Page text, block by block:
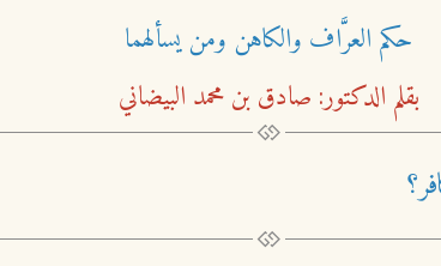
حكم العرَّاف والكاهن ومن يسألهما
بقلم الدكتور: صادق بن محمد البيضاني